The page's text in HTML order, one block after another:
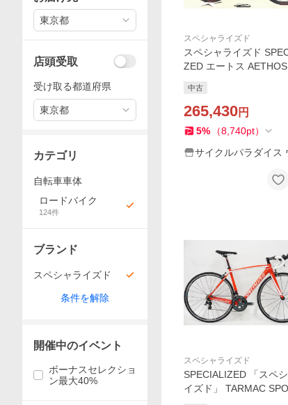
スペシャライズド
スペシャライズド
ZED エートス AETHOS
年 カーボンロードバイ
サイズ ブラック【値下
中古
265,430円
5% （8,740pt）
サイクルパラダイス
スペシャライズド
SPECIALIZED 「スペ
イズド」 TARMAC
東京都
店頭受取
受け取る都道府県
東京都
カテゴリ
自転車車体
ロードバイク
124件
ブランド
スペシャライズド
条件を解除
開催中のイベント
ボーナスセレクショ
ン最大40%